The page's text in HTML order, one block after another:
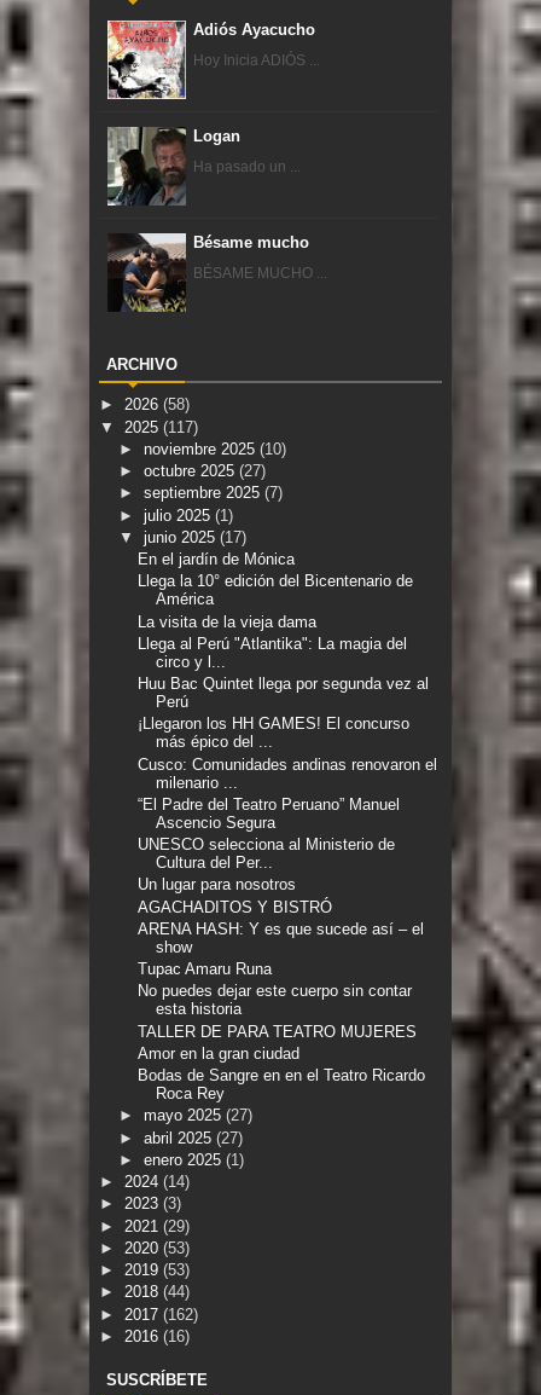
Adiós Ayacucho
Hoy Inicia ADIÓS ...
Logan
Ha pasado un ...
Bésame mucho
BÉSAME MUCHO ...
ARCHIVO
► 2026 (58)
▼ 2025 (117)
► noviembre 2025 (10)
► octubre 2025 (27)
► septiembre 2025 (7)
► julio 2025 (1)
▼ junio 2025 (17)
En el jardín de Mónica
Llega la 10° edición del Bicentenario de
América
La visita de la vieja dama
Llega al Perú "Atlantika": La magia del
circo y l...
Huu Bac Quintet llega por segunda vez al
Perú
¡Llegaron los HH GAMES! El concurso
más épico del ...
Cusco: Comunidades andinas renovaron el
milenario ...
“El Padre del Teatro Peruano” Manuel
Ascencio Segura
UNESCO selecciona al Ministerio de
Cultura del Per...
Un lugar para nosotros
AGACHADITOS Y BISTRÓ
ARENA HASH: Y es que sucede así – el
show
Tupac Amaru Runa
No puedes dejar este cuerpo sin contar
esta historia
TALLER DE PARA TEATRO MUJERES
Amor en la gran ciudad
Bodas de Sangre en en el Teatro Ricardo
Roca Rey
► mayo 2025 (27)
► abril 2025 (27)
► enero 2025 (1)
► 2024 (14)
► 2023 (3)
► 2021 (29)
► 2020 (53)
► 2019 (53)
► 2018 (44)
► 2017 (162)
► 2016 (16)
SUSCRÍBETE